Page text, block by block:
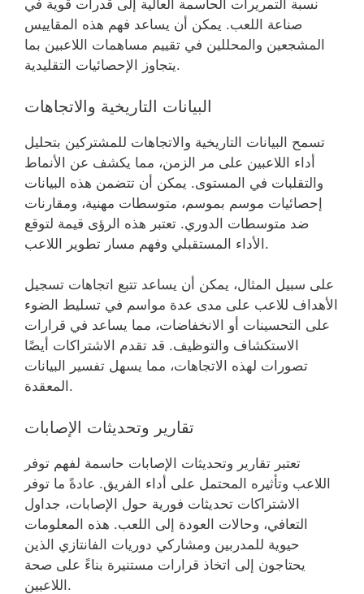
نسبة التمريرات الحاسمة العالية إلى قدرات قوية في
صناعة اللعب. يمكن أن يساعد فهم هذه المقاييس
المشجعين والمحللين في تقييم مساهمات اللاعبين بما
يتجاوز الإحصائيات التقليدية.
البيانات التاريخية والاتجاهات
تسمح البيانات التاريخية والاتجاهات للمشتركين بتحليل
أداء اللاعبين على مر الزمن، مما يكشف عن الأنماط
والتقلبات في المستوى. يمكن أن تتضمن هذه البيانات
إحصائيات موسم بموسم، متوسطات مهنية، ومقارنات
ضد متوسطات الدوري. تعتبر هذه الرؤى قيمة لتوقع
الأداء المستقبلي وفهم مسار تطوير اللاعب.
على سبيل المثال، يمكن أن يساعد تتبع اتجاهات تسجيل
الأهداف للاعب على مدى عدة مواسم في تسليط الضوء
على التحسينات أو الانخفاضات، مما يساعد في قرارات
الاستكشاف والتوظيف. قد تقدم الاشتراكات أيضًا
تصورات لهذه الاتجاهات، مما يسهل تفسير البيانات
المعقدة.
تقارير وتحديثات الإصابات
تعتبر تقارير وتحديثات الإصابات حاسمة لفهم توفر
اللاعب وتأثيره المحتمل على أداء الفريق. عادةً ما توفر
الاشتراكات تحديثات فورية حول الإصابات، جداول
التعافي، وحالات العودة إلى اللعب. هذه المعلومات
حيوية للمدربين ومشاركي دوريات الفانتازي الذين
يحتاجون إلى اتخاذ قرارات مستنيرة بناءً على صحة
اللاعبين.